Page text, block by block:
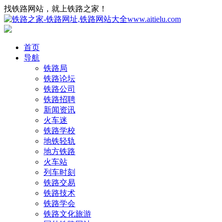
找铁路网站，就上铁路之家！
首页
导航
铁路局
铁路论坛
铁路公司
铁路招聘
新闻资讯
火车迷
铁路学校
地铁轻轨
地方铁路
火车站
列车时刻
铁路交易
铁路技术
铁路学会
铁路文化旅游